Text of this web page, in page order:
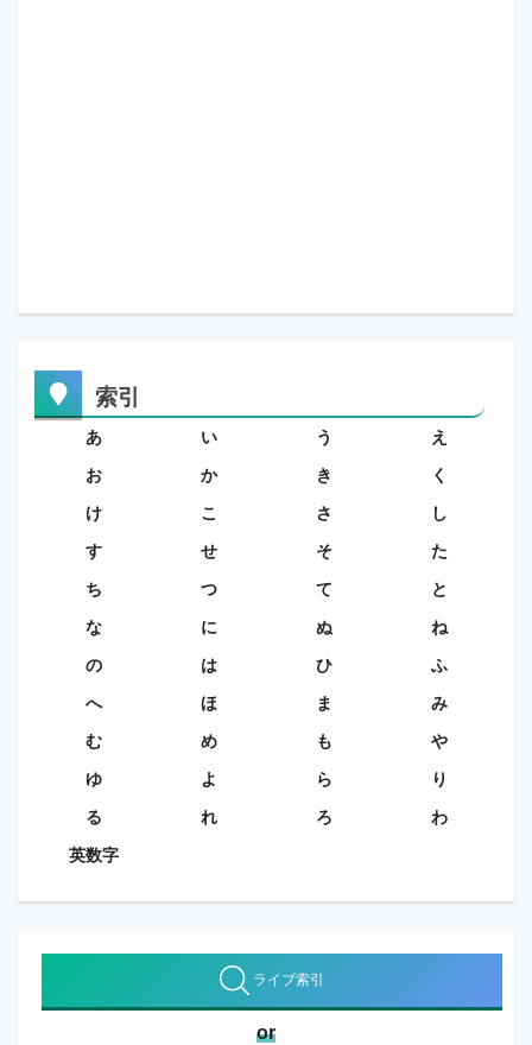
索引
あ い う
え
お
か き
く
け
こ さ
し
す
せ そ
た
ち
つ て
と
な
に ぬ
ね
の
は ひ
ふ
へ
ほ ま
み
む
め も
や
ゆ
よ ら
り
る
れ ろ
わ
英数字
ライブ索引
or